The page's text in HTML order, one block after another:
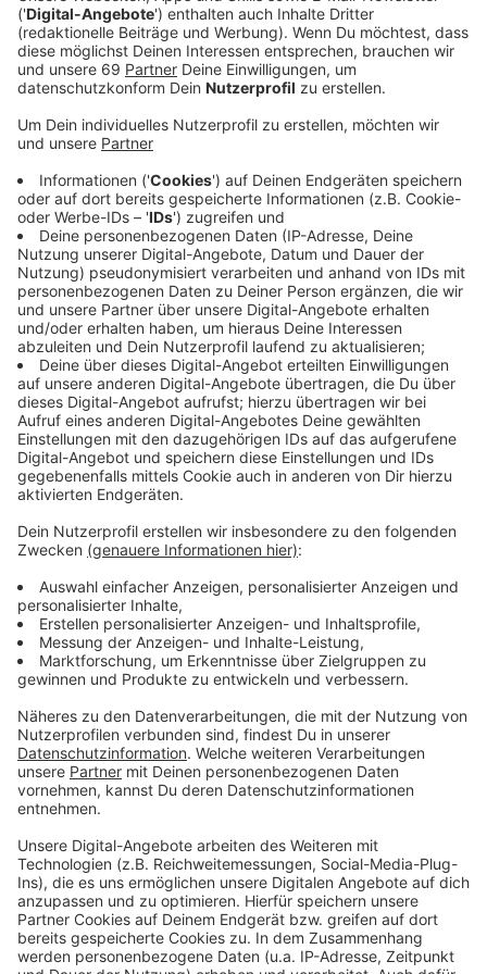
Anzeige
Seit 22 Jahren karikiert Arndt Zinkant Münsters
Merkwürdigkeiten – jeden Samstag in den
Westfälischen Nachrichten. Rund 1.200 Karikaturen
sind zusammengekommen. 40 davon wird der Zeichner
großformatig auf Staffeleien während einer „Show-
Woche“ in den Münster-Arkaden präsentieren. Unter
dem Motto „Zinkants Zeitsprünge“ sind die Werke in
der Zeitvom 7. bis zum 12. August jeweils von 9 bis
21zu sehen.
Anzeige
©privat
Der Karikaturist Arndt Zinkant. Seine Karikaturen gibt
es immer samstags in den Westfälischen
Alle Bilder stehen für 49 Euro zum Verkauf. Der Erlös
geht an Münsters neue ukrainische Partnerstadt
nämlich Mittwoch (09.08./17.00 Uhr) und Samstag
(12.08./14.00 Uhr) wird Zinkant vor Ort auch für
diesen guten Zweck live karikieren. Ein Porträt
kostet dann 10 Euro.
Anzeige